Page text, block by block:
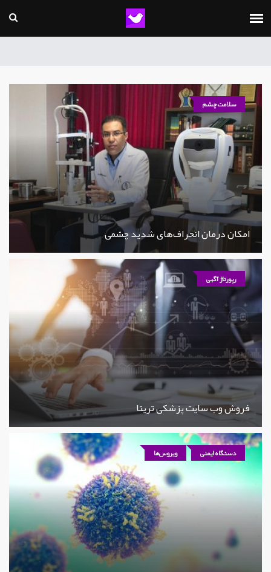
سلامت چشم
امکان درمان انحراف‌های شدید چشمی
رپورتاژ آگهی
فروش وب سایت پزشکی تریتا
دستگاه ایمنی ویروس‌ها